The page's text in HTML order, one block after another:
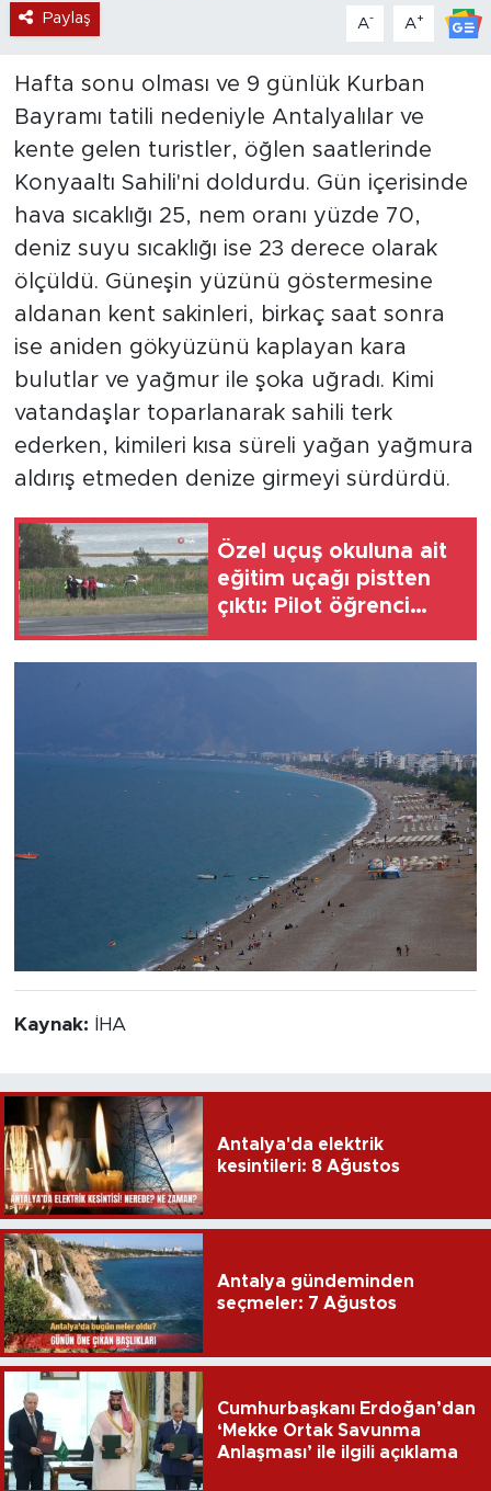
Paylaş A- A+
Hafta sonu olması ve 9 günlük Kurban
Bayramı tatili nedeniyle Antalyalılar ve
kente gelen turistler, öğlen saatlerinde
Konyaaltı Sahili'ni doldurdu. Gün içerisinde
hava sıcaklığı 25, nem oranı yüzde 70,
deniz suyu sıcaklığı ise 23 derece olarak
ölçüldü. Güneşin yüzünü göstermesine
aldanan kent sakinleri, birkaç saat sonra
ise aniden gökyüzünü kaplayan kara
bulutlar ve yağmur ile şoka uğradı. Kimi
vatandaşlar toparlanarak sahili terk
ederken, kimileri kısa süreli yağan yağmura
aldırış etmeden denize girmeyi sürdürdü.
Özel uçuş okuluna ait
eğitim uçağı pistten
çıktı: Pilot öğrenci
Kaynak: İHA
Antalya'da elektrik
kesintileri: 8 Ağustos
Antalya gündeminden
seçmeler: 7 Ağustos
Cumhurbaşkanı Erdoğan’dan
‘Mekke Ortak Savunma
Anlaşması’ ile ilgili açıklama